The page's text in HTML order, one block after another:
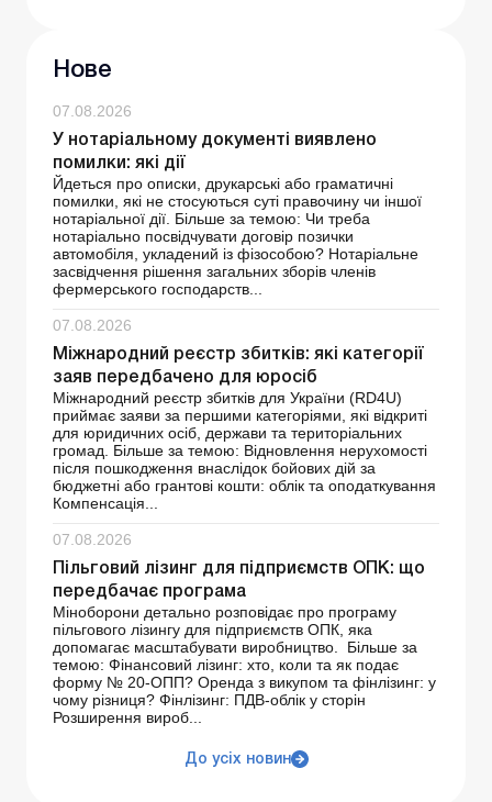
Нове
07.08.2026
У нотаріальному документі виявлено
помилки: які дії
Йдеться про описки, друкарські або граматичні
помилки, які не стосуються суті правочину чи іншої
нотаріальної дії. Більше за темою: Чи треба
нотаріально посвідчувати договір позички
автомобіля, укладений із фізособою? Нотаріальне
засвідчення рішення загальних зборів членів
фермерського господарств...
07.08.2026
Міжнародний реєстр збитків: які категорії
заяв передбачено для юросіб
Міжнародний реєстр збитків для України (RD4U)
приймає заяви за першими категоріями, які відкриті
для юридичних осіб, держави та територіальних
громад. Більше за темою: Відновлення нерухомості
після пошкодження внаслідок бойових дій за
бюджетні або грантові кошти: облік та оподаткування
Компенсація...
07.08.2026
Пільговий лізинг для підприємств ОПК: що
передбачає програма
Міноборони детально розповідає про програму
пільгового лізингу для підприємств ОПК, яка
допомагає масштабувати виробництво. Більше за
темою: Фінансовий лізинг: хто, коли та як подає
форму № 20-ОПП? Оренда з викупом та фінлізинг: у
чому різниця? Фінлізинг: ПДВ-облік у сторін
Розширення вироб...
До усіх новин